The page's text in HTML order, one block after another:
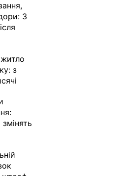
3
з